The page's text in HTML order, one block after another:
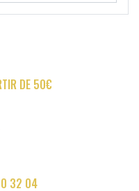
DE 50€
32 04